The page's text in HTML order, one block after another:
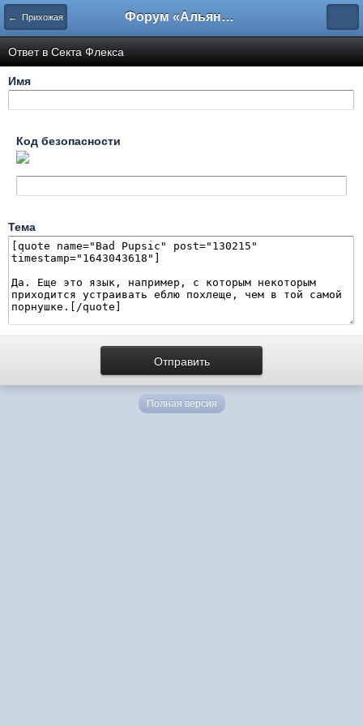
← Прихожая Форум «Альянса вольных переводчиков»
Ответ в Секта Флекса
Имя
Код безопасности
Тема
Полная версия